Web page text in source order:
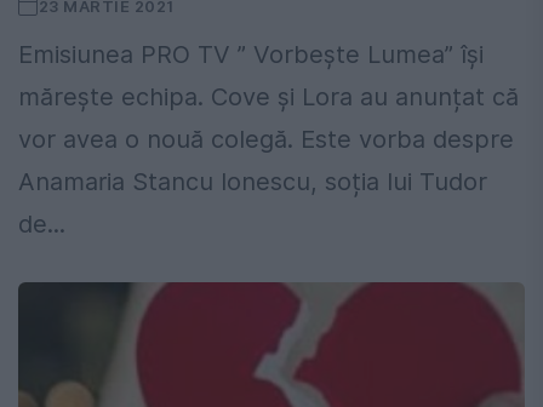
23 MARTIE 2021
Emisiunea PRO TV ” Vorbește Lumea” își
mărește echipa. Cove și Lora au anunțat că
vor avea o nouă colegă. Este vorba despre
Anamaria Stancu Ionescu, soția lui Tudor
de...